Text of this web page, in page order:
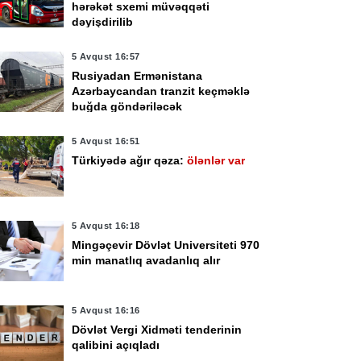
12:16
siqaretlər
14 İyul 11:48
hərəkət sxemi müvəqqəti
dəyişdirilib
5 Avqust 16:57
Rusiyadan Ermənistana
Azərbaycandan tranzit keçməklə
buğda göndəriləcək
5 Avqust 16:51
Türkiyədə ağır qəza: ölənlər var
5 Avqust 16:18
Mingəçevir Dövlət Universiteti 970
min manatlıq avadanlıq alır
5 Avqust 16:16
Dövlət Vergi Xidməti tenderinin
qalibini açıqladı